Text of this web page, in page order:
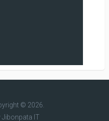
© 2026.
Jibonpata IT